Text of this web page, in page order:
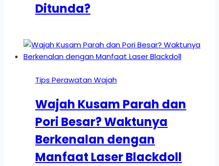
Ditunda?
Tips Perawatan Wajah
Wajah Kusam Parah dan
Pori Besar? Waktunya
Berkenalan dengan
Manfaat Laser Blackdoll